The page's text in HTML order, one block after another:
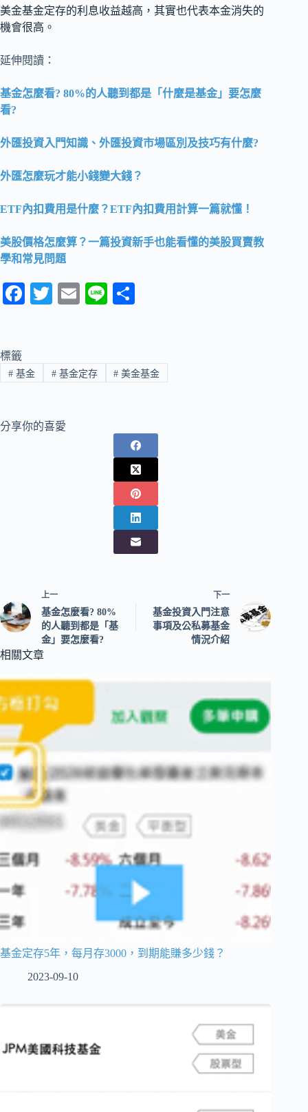
美金基金定存的利息收益越高，其實也代表本金消失的
機會很高。
延伸閱讀：
基金怎麼看? 80%的人聽到都是「什麼是基金」要怎麼
看?
外匯投資入門知識、外匯投資市場區別及技巧有什麼?
外匯怎麼玩才能小錢變大錢？
ETF內扣費用是什麼？ETF內扣費用計算一篇就懂！
美股價格怎麼算？一篇投資新手也能看懂的美股買賣教
學和常見問題
Fa
ok
T
r
E
Li
標籤
#基金 #基金定存 # 美金基金
分享你的喜愛
上一
基金怎麼看? 80%
的人聽到都是「基
金」要怎麼看?
下一
基金投資入門注意
事項及公私募基金
情況介紹
相關文章
基金定存5年，每月存3000，到期能賺多少錢？
2023-09-10